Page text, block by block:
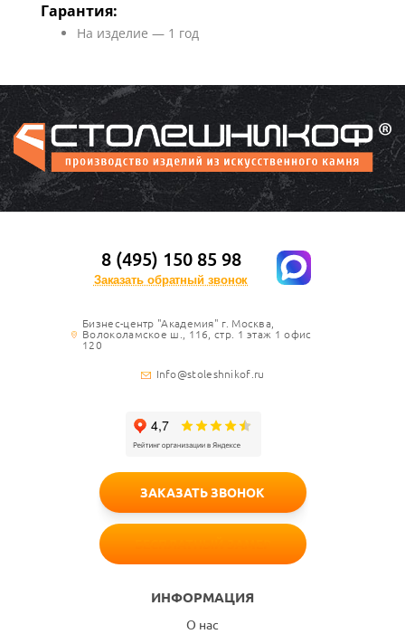
Гарантия:
На изделие — 1 год
8 (495) 150 85 98
Заказать обратный звонок
Бизнес-центр "Академия" г. Москва,
Волоколамское ш., 116, стр. 1 этаж 1 офис
120
Info@stoleshnikof.ru
ИНФОРМАЦИЯ
О нас
ЗАКАЗАТЬ ЗВОНОК